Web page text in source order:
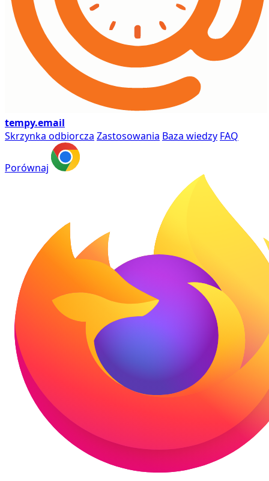
tempy.email
Skrzynka odbiorcza Zastosowania Baza wiedzy FAQ
Porównaj